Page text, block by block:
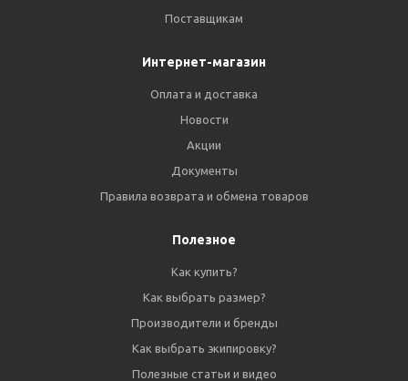
Поставщикам
Интернет-магазин
Оплата и доставка
Новости
Акции
Документы
Правила возврата и обмена товаров
Полезное
Как купить?
Как выбрать размер?
Производители и бренды
Как выбрать экипировку?
Полезные статьи и видео